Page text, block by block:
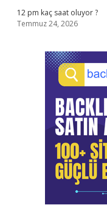
12 pm kaç saat oluyor ?
Temmuz 24, 2026